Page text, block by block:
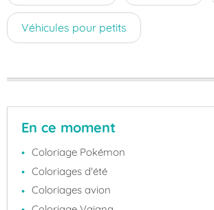
Véhicules pour petits
En ce moment
Coloriage Pokémon
Coloriages d'été
Coloriages avion